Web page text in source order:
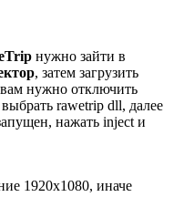
нужно зайти в
, затем загрузить
нужно отключить
rawetrip dll, далее
нажать inject и
1920х1080, иначе